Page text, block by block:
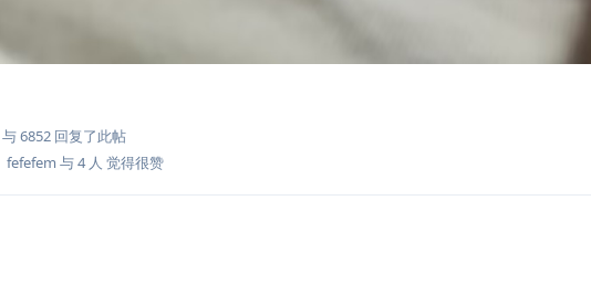
与6852 回复了此帖
fefefem 与4人 觉得很赞